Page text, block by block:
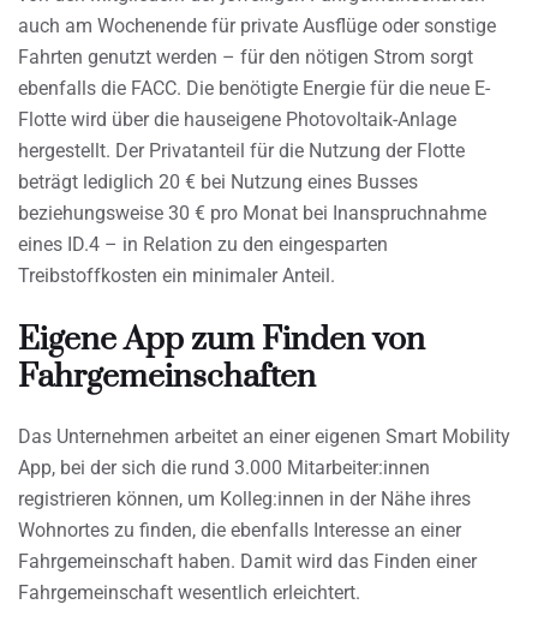
auch am Wochenende für private Ausflüge oder sonstige
Fahrten genutzt werden – für den nötigen Strom sorgt
ebenfalls die FACC. Die benötigte Energie für die neue E-
Flotte wird über die hauseigene Photovoltaik-Anlage
hergestellt. Der Privatanteil für die Nutzung der Flotte
beträgt lediglich 20 € bei Nutzung eines Busses
beziehungsweise 30 € pro Monat bei Inanspruchnahme
eines ID.4 – in Relation zu den eingesparten
Treibstoffkosten ein minimaler Anteil.
Eigene App zum Finden von
Fahrgemeinschaften
Das Unternehmen arbeitet an einer eigenen Smart Mobility
App, bei der sich die rund 3.000 Mitarbeiter:innen
registrieren können, um Kolleg:innen in der Nähe ihres
Wohnortes zu finden, die ebenfalls Interesse an einer
Fahrgemeinschaft haben. Damit wird das Finden einer
Fahrgemeinschaft wesentlich erleichtert.